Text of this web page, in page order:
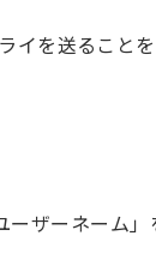
イを送ること
ザーネーム」